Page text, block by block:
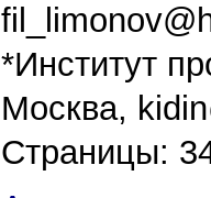
*Институт
Москва,
Страницы: